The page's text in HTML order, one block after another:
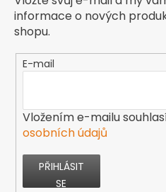
informace o nových
shopu.
E-mail
Vložením e-mailu
osobních údajů
PŘIHLÁSIT
SE